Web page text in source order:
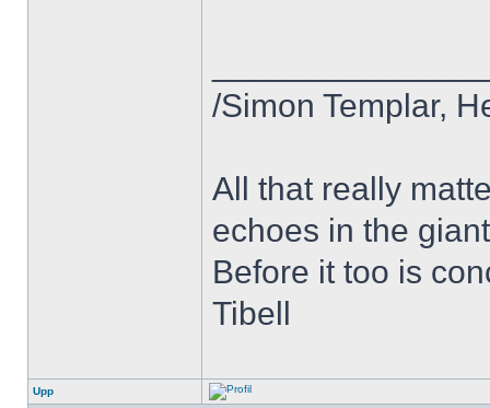
/Simon Templar,
All that really
echoes in the
Before it too is
Tibell
Upp